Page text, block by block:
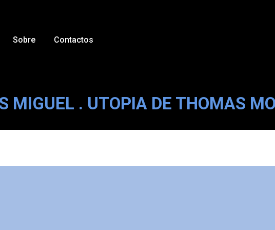
Sobre Contactos
MIGUEL . UTOPIA DE THOMAS